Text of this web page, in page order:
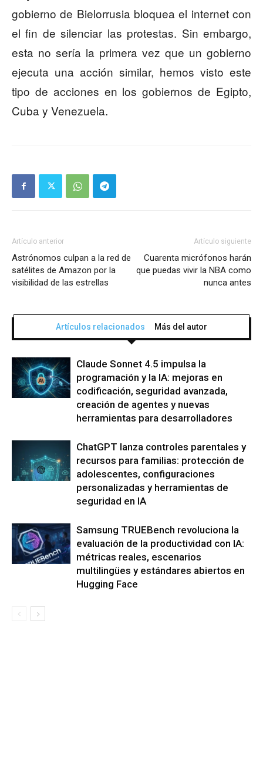
gobierno de Bielorrusia bloquea el internet con
el fin de silenciar las protestas. Sin embargo,
esta no sería la primera vez que un gobierno
ejecuta una acción similar, hemos visto este
tipo de acciones en los gobiernos de Egipto,
Cuba y Venezuela.
Artículo anterior
Astrónomos culpan a la red de
satélites de Amazon por la
visibilidad de las estrellas
Artículo siguiente
Cuarenta micrófonos harán
que puedas vivir la NBA como
nunca antes
Artículos relacionados Más del autor
Claude Sonnet 4.5 impulsa la
programación y la IA: mejoras en
codificación, seguridad avanzada,
creación de agentes y nuevas
herramientas para desarrolladores
ChatGPT lanza controles parentales y
recursos para familias: protección de
adolescentes, configuraciones
personalizadas y herramientas de
seguridad en IA
Samsung TRUEBench revoluciona la
evaluación de la productividad con IA:
métricas reales, escenarios
multilingües y estándares abiertos en
Hugging Face